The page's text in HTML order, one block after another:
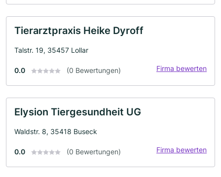
Tierarztpraxis Heike Dyroff
Talstr. 19, 35457 Lollar
0.0 (0 Bewertungen) Firma bewerten
Elysion Tiergesundheit UG
Waldstr. 8, 35418 Buseck
0.0 (0 Bewertungen) Firma bewerten